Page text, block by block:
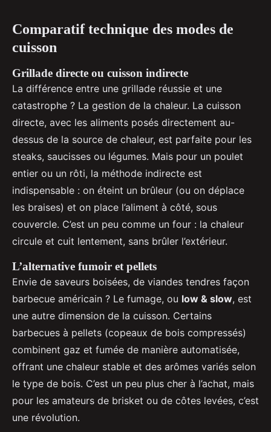
Comparatif technique des modes de
cuisson
Grillade directe ou cuisson indirecte
La différence entre une grillade réussie et une
catastrophe ? La gestion de la chaleur. La cuisson
directe, avec les aliments posés directement au-
dessus de la source de chaleur, est parfaite pour les
steaks, saucisses ou légumes. Mais pour un poulet
entier ou un rôti, la méthode indirecte est
indispensable : on éteint un brûleur (ou on déplace
les braises) et on place l’aliment à côté, sous
couvercle. C’est un peu comme un four : la chaleur
circule et cuit lentement, sans brûler l’extérieur.
L’alternative fumoir et pellets
Envie de saveurs boisées, de viandes tendres façon
barbecue américain ? Le fumage, ou low & slow, est
une autre dimension de la cuisson. Certains
barbecues à pellets (copeaux de bois compressés)
combinent gaz et fumée de manière automatisée,
offrant une chaleur stable et des arômes variés selon
le type de bois. C’est un peu plus cher à l’achat, mais
pour les amateurs de brisket ou de côtes levées, c’est
une révolution.